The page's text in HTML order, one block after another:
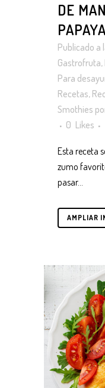
DE
Publicado a
Gastrofruta,
Para
Recetas,
Smothies
0 Likes
Esta receta
zumo
pasar...
AMPLIAR